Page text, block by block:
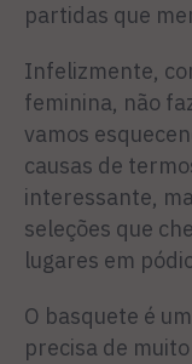
partidas que
Infelizmente,
feminina, não
vamos
causas de
interessante,
seleções que
lugares em
O basquete é
precisa de